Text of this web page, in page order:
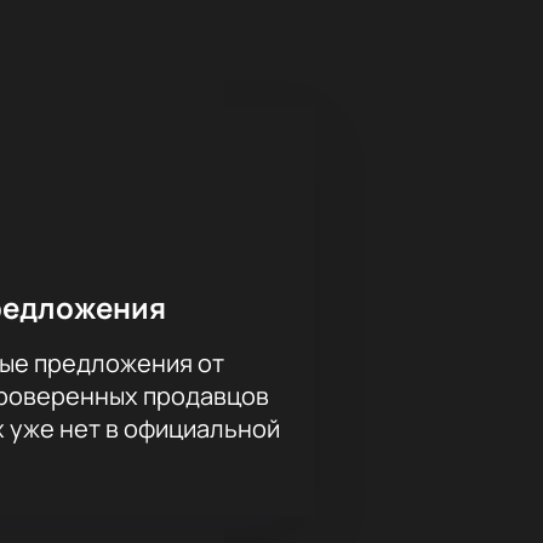
или обратитесь к менеджеру
условия. На сайте указаны:
поступит на почту после
предложения от
продавцов
нет в официальной